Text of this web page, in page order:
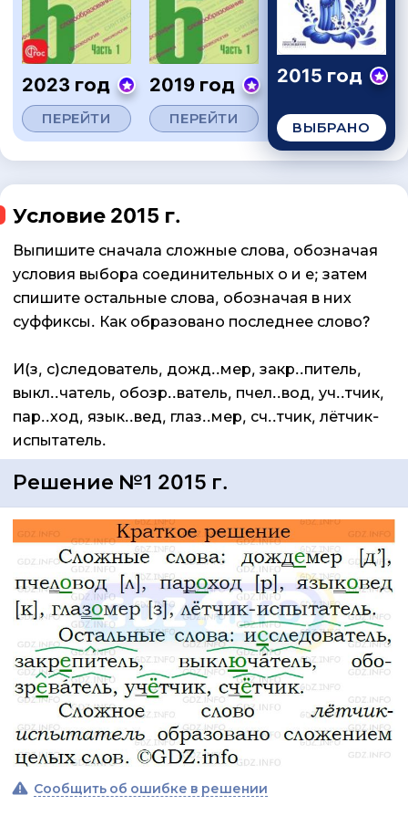
2023 год
ПЕРЕЙТИ
2019 год
ПЕРЕЙТИ
2015 год
ВЫБРАНО
Условие 2015 г.
Выпишите сначала сложные слова, обозначая
условия выбора соединительных о и е; затем
спишите остальные слова, обозначая в них
суффиксы. Как образовано последнее слово?
И(з, с)следователь, дожд..мер, закр..питель,
выкл..чатель, обозр..ватель, пчел..вод, уч..тчик,
пар..ход, язык..вед, глаз..мер, сч..тчик, лётчик-
испытатель.
Решение №1 2015 г.
Сообщить об ошибке в решении